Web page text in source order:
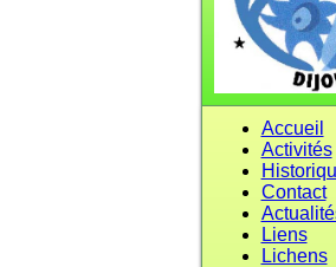
Accueil
Activités
Contact
Liens
Lichens